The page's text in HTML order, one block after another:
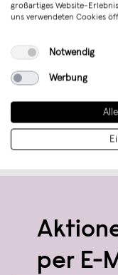
BLACKBIRD Olivenöl
€ 99,95
(1,40 EUR - 100
per E-
großartiges Website-
uns verwendeten Cookies
Notwendig
Werbung